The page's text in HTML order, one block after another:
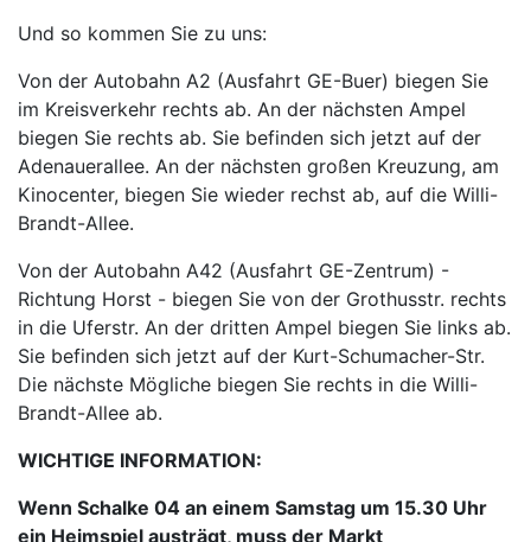
Und so kommen Sie zu uns:
Von der Autobahn A2 (Ausfahrt GE-Buer) biegen Sie
im Kreisverkehr rechts ab. An der nächsten Ampel
biegen Sie rechts ab. Sie befinden sich jetzt auf der
Adenauerallee. An der nächsten großen Kreuzung, am
Kinocenter, biegen Sie wieder rechst ab, auf die Willi-
Brandt-Allee.
Von der Autobahn A42 (Ausfahrt GE-Zentrum) -
Richtung Horst - biegen Sie von der Grothusstr. rechts
in die Uferstr. An der dritten Ampel biegen Sie links ab.
Sie befinden sich jetzt auf der Kurt-Schumacher-Str.
Die nächste Mögliche biegen Sie rechts in die Willi-
Brandt-Allee ab.
WICHTIGE INFORMATION:
Wenn Schalke 04 an einem Samstag um 15.30 Uhr
ein Heimspiel austrägt, muss der Markt